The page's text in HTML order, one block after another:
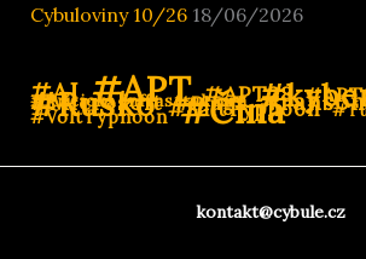
Cybuloviny 10/26 18/06/2026
#AI #APT #APT28
#Kritická infrastruktura
#Microsoft #PlugX
#Rusko #SaltTyphoon
#VoltTyphoon #Čína
kontakt@cybule.cz